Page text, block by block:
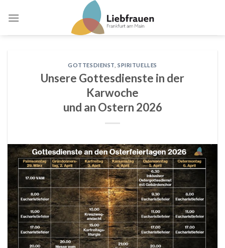
GOTTESDIENST ,SPIRITUELLES
Unsere Gottesdienste in der
Karwoche
und an Ostern 2026